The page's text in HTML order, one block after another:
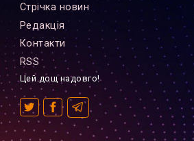
Стрiчка новин
Редакцiя
Контакти
RSS
Цей дощ надовго!